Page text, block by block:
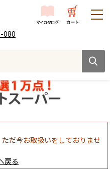
080
だ今お取扱いをしておりませ
戻る